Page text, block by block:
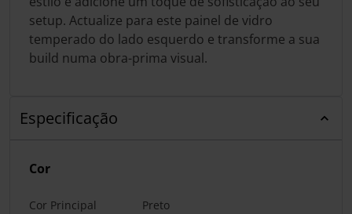
setup. Actualize para este painel de vidro
temperado do lado esquerdo e transforme a sua
build numa obra-prima visual.
Especificação
Cor
Cor Principal Preto